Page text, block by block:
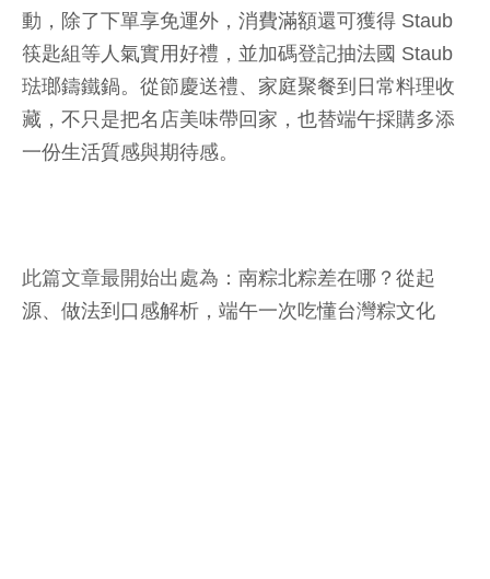
動，除了下單享免運外，消費滿額還可獲得 Staub
筷匙組等人氣實用好禮，並加碼登記抽法國 Staub
琺瑯鑄鐵鍋。從節慶送禮、家庭聚餐到日常料理收
藏，不只是把名店美味帶回家，也替端午採購多添
一份生活質感與期待感。
此篇文章最開始出處為： 南粽北粽差在哪？從起
源、做法到口感解析，端午一次吃懂台灣粽文化